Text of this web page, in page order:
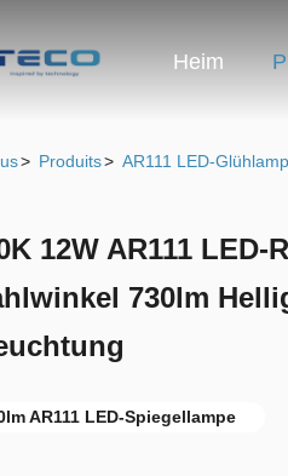
Heim
> Produits> AR111 LED-
12W AR111
730lm
AR111 LED-Spiegellampe